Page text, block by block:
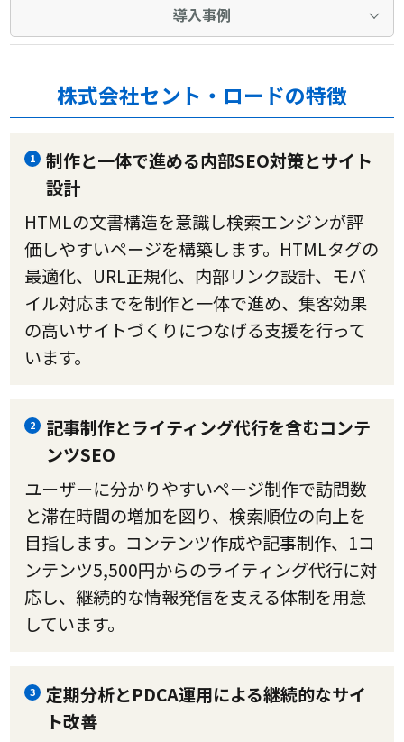
導入事例
株式会社セント・ロードの特徴
1
制作と一体で進める内部SEO対策とサイト
設計
HTMLの文書構造を意識し検索エンジンが評
価しやすいページを構築します。HTMLタグの
最適化、URL正規化、内部リンク設計、モバ
イル対応までを制作と一体で進め、集客効果
の高いサイトづくりにつなげる支援を行って
います。
2
記事制作とライティング代行を含むコンテ
ンツSEO
ユーザーに分かりやすいページ制作で訪問数
と滞在時間の増加を図り、検索順位の向上を
目指します。コンテンツ作成や記事制作、1コ
ンテンツ5,500円からのライティング代行に対
応し、継続的な情報発信を支える体制を用意
しています。
3
定期分析とPDCA運用による継続的なサイ
ト改善